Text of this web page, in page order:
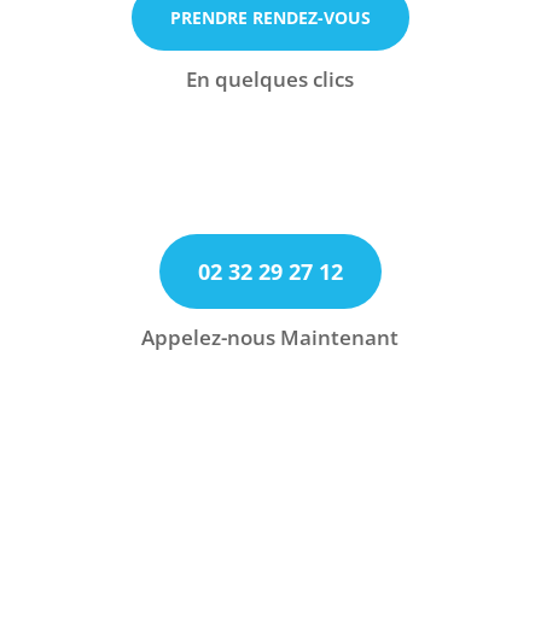
Rendez-vous par téléphone
PRENDRE RENDEZ-VOUS
En quelques clics
Rendez-vous par téléphone
Appelez-nous maintenant
02 32 29 27 12
Appelez-nous Maintenant